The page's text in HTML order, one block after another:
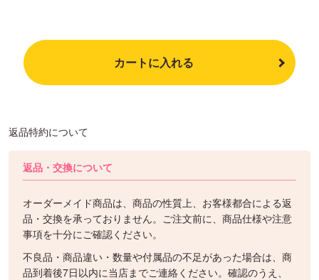
カートに入れる
返品特約について
返品・交換について
オーダーメイド商品は、商品の性質上、お客様都合による返
品・交換を承っておりません。ご注文前に、商品仕様や注意
事項を十分にご確認ください。
不良品・商品違い・数量や付属品の不足があった場合は、商
品到着後7日以内に当店までご連絡ください。確認のうえ、